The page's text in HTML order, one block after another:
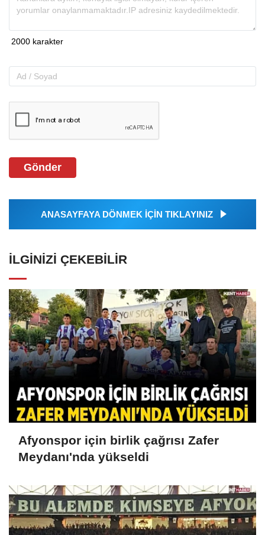
Gönder
ANASAYFAYA DÖNMEK İÇİN TIKLAYINIZ
İLGINIZI ÇEKEBILIR
Afyonspor için birlik çağrısı Zafer
Meydanı'nda yükseldi